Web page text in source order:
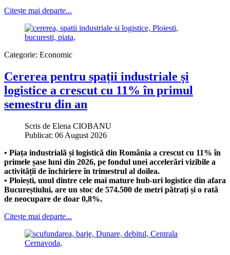
Citește mai departe...
Categorie: Economic
Cererea pentru spații industriale și
logistice a crescut cu 11% în primul
semestru din an
Scris de Elena CIOBANU
Publicat: 06 August 2026
• Piața industrială și logistică din România a crescut cu 11% în
primele șase luni din 2026, pe fondul unei accelerări vizibile a
activității de închiriere în trimestrul al doilea.
• Ploiești, unul dintre cele mai mature hub-uri logistice din afara
Bucureștiului, are un stoc de 574.500 de metri pătrați și o rată
de neocupare de doar 0,8%.
Citește mai departe...